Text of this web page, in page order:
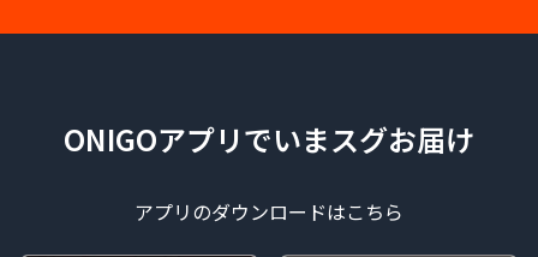
ONIGOアプリでいまスグお届け
アプリのダウンロードはこちら